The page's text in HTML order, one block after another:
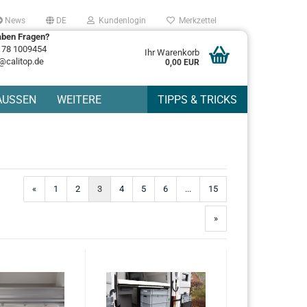
News DE Kundenlogin Merkzettel
Fragen?
1009454
Ihr Warenkorb
0,00 EUR
TIPPS & TRICKS
WEITERE
« 1 2 3 4 5 6 ... 15
»